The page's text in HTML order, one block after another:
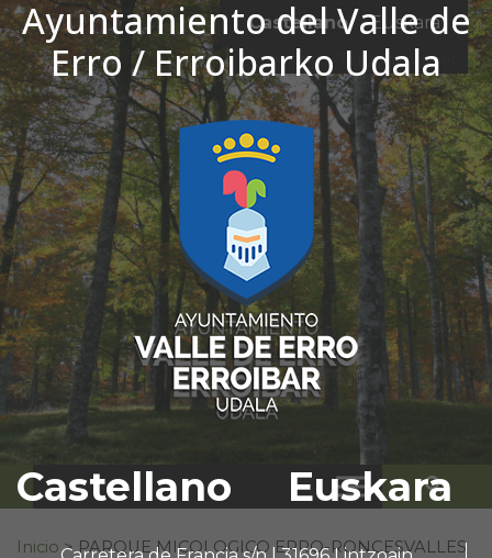
Ayuntamiento del Valle de
Erro / Erroibarko Udala
Castellano Euskara
Ir al contenido
Castellano
Euskara
El tiempo - Tutiempo.net
Buscar:
Inicio > PARQUE MICOLOGICO ERRO-RONCESVALLES